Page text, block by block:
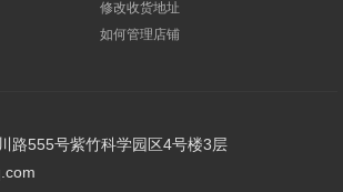
修改收货地址
如何管理店铺
路555号紫竹科学园区4号楼3层